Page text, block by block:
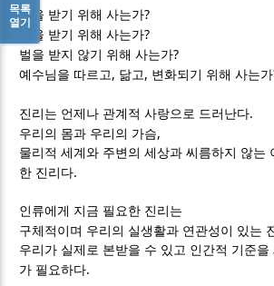
복을 받기 위해 사는가?
상을 받기 위해 사는가?
벌을 받지 않기 위해 사는가?
예수님을 따르고 , 닮고 , 변화되기 위해 사는가
진리는 언제나 관계적 사랑으로 드러난다.
우리의 몸과 우리의 가슴,
물리적 세계와 주변의 세상과 씨름하지 않는
한 진리다.
인류에게 지금 필요한 진리는
구체적이며 우리의 실생활과 연관성이 있는
우리가 실제로 본받을 수 있고 인간적 기준을
가 필요하다.
목록
열기